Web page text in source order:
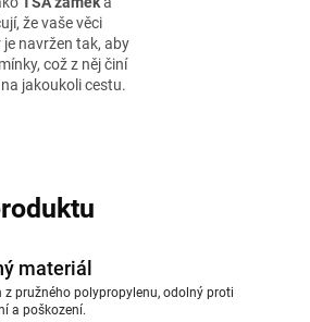
že vaše věci
navržen tak, aby
což z něj činí
jakoukoli cestu.
materiál
z pružného polypropylenu, odolný proti
a poškození.